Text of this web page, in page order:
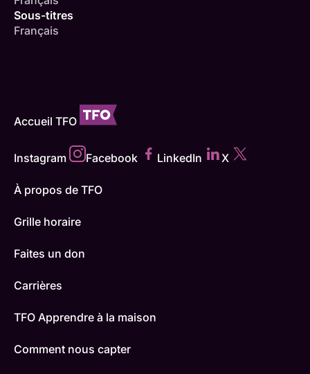
Sous-titres
Français
Accueil TFO
Instagram Facebook LinkedIn X
À propos de TFO
Grille horaire
Faites un don
Carrières
TFO Apprendre à la maison
Comment nous capter